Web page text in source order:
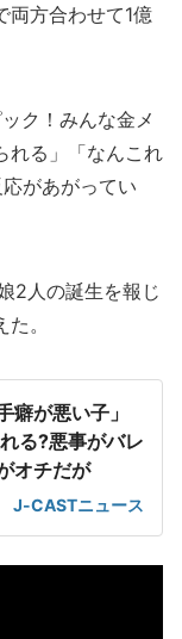
両方合わせて1億
ク！みんな金メ
れる」「なんこれ
があがってい
2人の誕生を報じ
。
癖が悪い子」
る?悪事がバレ
オチだが
J-CASTニュース